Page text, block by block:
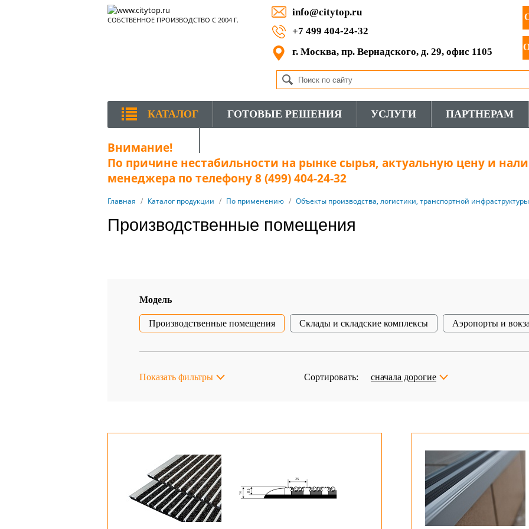
СОБСТВЕННОЕ ПРОИЗВОДСТВО С 2004 Г.
info@citytop.ru
+7 499 404-24-32
г. Москва, пр. Вернадского, д. 29, офис 1105
КАТАЛОГ ГОТОВЫЕ РЕШЕНИЯ УСЛУГИ ПАРТНЕРАМ
Внимание!
По причине нестабильности на рынке сырья, актуальную цену и
менеджера по телефону 8 (499) 404-24-32
Главная / Каталог продукции / По применению / Объекты производства, логистики, транспортной инфраструктуры
Производственные помещения
Модель
Производственные помещения Склады и складские комплексы Аэропорты и
Показать фильтры Сортировать: сначала дорогие